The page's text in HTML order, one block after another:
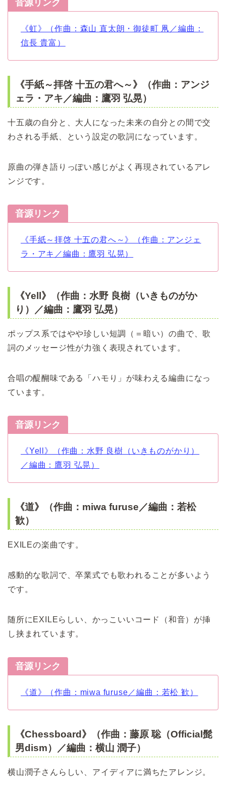
音源リンク
《虹》（作曲：森山 直太朗・御徒町 凧／編曲：
信長 貴富）
《手紙～拝啓 十五の君へ～》（作曲：アンジ
ェラ・アキ／編曲：鷹羽 弘晃）
十五歳の自分と、大人になった未来の自分との間で交
わされる手紙、という設定の歌詞になっています。
原曲の弾き語りっぽい感じがよく再現されているアレ
ンジです。
音源リンク
《手紙～拝啓 十五の君へ～》（作曲：アンジェ
ラ・アキ／編曲：鷹羽 弘晃）
《Yell》（作曲：水野 良樹（いきものがか
り）／編曲：鷹羽 弘晃）
ポップス系ではやや珍しい短調（＝暗い）の曲で、歌
詞のメッセージ性が力強く表現されています。
合唱の醍醐味である「ハモり」が味わえる編曲になっ
ています。
音源リンク
《Yell》（作曲：水野 良樹（いきものがかり）
／編曲：鷹羽 弘晃）
《道》（作曲：miwa furuse／編曲：若松
歓）
EXILEの楽曲です。
感動的な歌詞で、卒業式でも歌われることが多いよう
です。
随所にEXILEらしい、かっこいいコード（和音）が挿
し挟まれています。
音源リンク
《道》（作曲：miwa furuse／編曲：若松 歓）
《Chessboard》（作曲：藤原 聡（Official髭
男dism）／編曲：横山 潤子）
横山潤子さんらしい、アイディアに満ちたアレンジ。